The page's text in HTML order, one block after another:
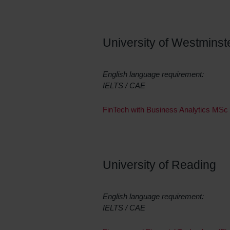
University of
English language requirement:
IELTS / CAE
FinTech with Business Analytics MSc
University of Reading
English language requirement:
IELTS / CAE